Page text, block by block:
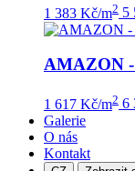
1 383 Kč/m2 5
AMAZON
1 617 Kč/m2 6
Galerie
O nás
Kontakt